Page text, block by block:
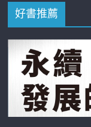
好書推薦